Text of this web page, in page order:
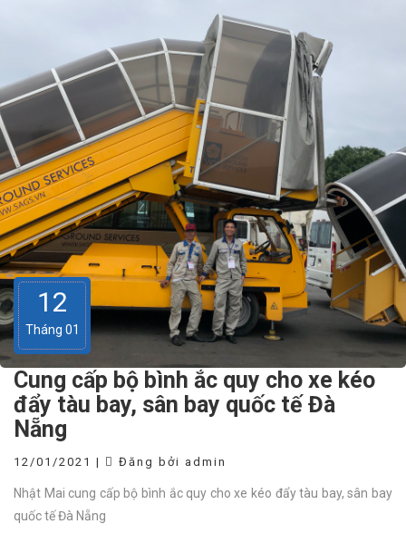
12
Tháng 01
Cung cấp bộ bình ắc quy cho xe kéo
đẩy tàu bay, sân bay quốc tế Đà
Nẵng
12/01/2021 | Đăng bởi admin
Nhật Mai cung cấp bộ bình ắc quy cho xe kéo đẩy tàu bay, sân bay
quốc tế Đà Nẵng